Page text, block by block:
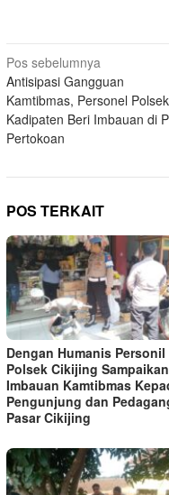
Navigasi
pos
Pos sebelumnya
Antisipasi Gangguan
Kamtibmas, Personel Polsek
Kadipaten Beri Imbauan di
Pertokoan
POS TERKAIT
Dengan Humanis Personil
Polsek Cikijing Sampaikan
Imbauan Kamtibmas
Pengunjung dan
Pasar Cikijing